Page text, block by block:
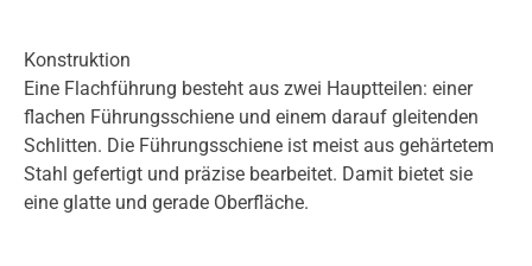
Konstruktion
Eine Flachführung besteht aus zwei Hauptteilen: einer
flachen Führungsschiene und einem darauf gleitenden
Schlitten. Die Führungsschiene ist meist aus gehärtetem
Stahl gefertigt und präzise bearbeitet. Damit bietet sie
eine glatte und gerade Oberfläche.